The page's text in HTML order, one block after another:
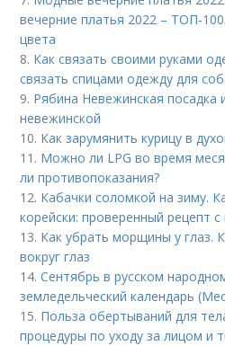
вечерние платья 2022 – ТОП-
цвета
8. Как связать своими руками
связать спицами одежду для
9. Рябина Невежинская посадка
невежинской
10. Как зарумянить курицу в
11. Можно ли LPG во время
ли противопоказания?
12. Кабачки соломкой на зиму.
корейски: проверенный рецепт
13. Как убрать морщины у глаз.
вокруг глаз
14.Сентябрь в русском
земледельческий календарь
15. Польза обертываний для
процедуры по уходу за лицом и